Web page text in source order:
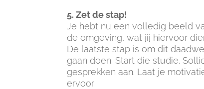
5. Zet de stap!
Je hebt nu een volledig beeld
de omgeving, wat jij hiervoor
De laatste stap is om dit
gaan doen. Start die studie.
gesprekken aan. Laat je
ervoor.